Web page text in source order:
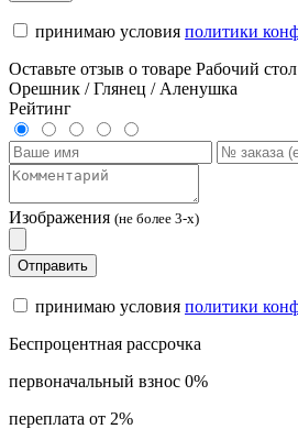
принимаю условия политики
Оставьте отзыв о товаре Рабочий
Орешник / Глянец / Аленушка
Рейтинг
Изображения (не более 3-х)
Отправить
принимаю условия политики
Беспроцентная рассрочка
первоначальный взнос 0%
переплата от 2%